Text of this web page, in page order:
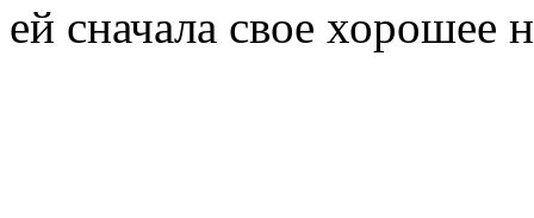
ей сначала свое хорошее